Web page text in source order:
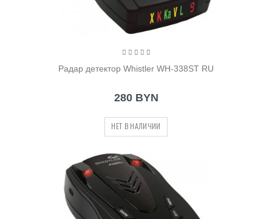
Радар детектор Whistler WH-338ST RU
280 BYN
НЕТ В НАЛИЧИИ